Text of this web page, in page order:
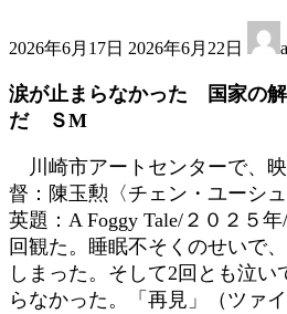
2026年6月17日 終
新
2026年6月22日
涙が止まらなかった 国家の
だ ＳМ
川崎市アートセンターで、
督：陳玉勲〈チェン・ユーシ
英題：A Foggy Tale/２０２５
回観た。睡眠不そくのせいで
しまった。そして2回とも泣い
らなかった。「再見」（ツァ